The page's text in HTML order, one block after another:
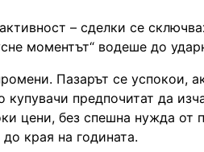
– сделки се
моментът“ водеше до
Пазарът се успокои,
купувачи предпочитат да
цени, без спешна нужда от
края на годината.